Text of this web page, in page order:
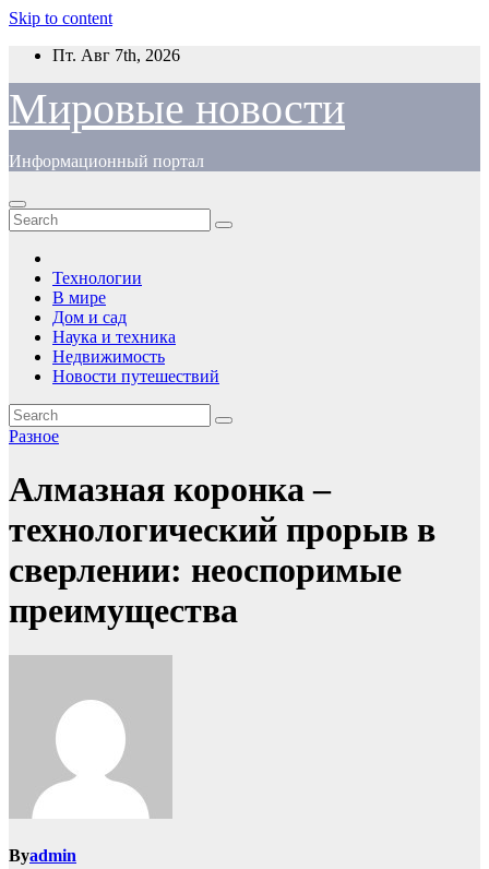
Skip to content
Пт. Авг 7th, 2026
Мировые новости
Информационный портал
Технологии
В мире
Дом и сад
Наука и техника
Недвижимость
Новости путешествий
Разное
Алмазная коронка –
технологический прорыв в
сверлении: неоспоримые
преимущества
Byadmin